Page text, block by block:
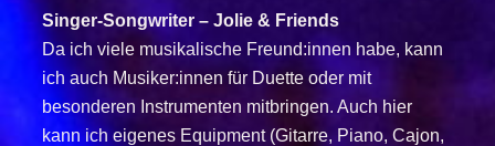
Singer-Songwriter – Jolie & Friends
Da ich viele musikalische Freund:innen habe, kann
ich auch Musiker:innen für Duette oder mit
besonderen Instrumenten mitbringen. Auch hier
kann ich eigenes Equipment (Gitarre, Piano, Cajon,